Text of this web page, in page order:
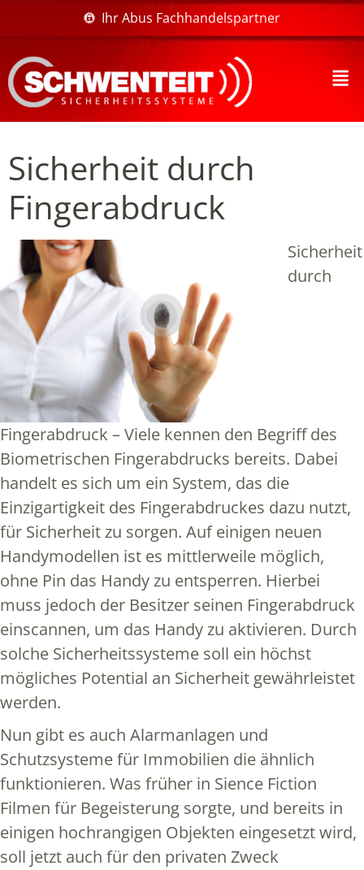
Ihr Abus Fachhandelspartner
Sicherheit durch
Fingerabdruck
Sicherheit
durch
Fingerabdruck – Viele kennen den Begriff des
Biometrischen Fingerabdrucks bereits. Dabei
handelt es sich um ein System, das die
Einzigartigkeit des Fingerabdruckes dazu nutzt,
für Sicherheit zu sorgen. Auf einigen neuen
Handymodellen ist es mittlerweile möglich,
ohne Pin das Handy zu entsperren. Hierbei
muss jedoch der Besitzer seinen Fingerabdruck
einscannen, um das Handy zu aktivieren. Durch
solche Sicherheitssysteme soll ein höchst
mögliches Potential an Sicherheit gewährleistet
werden.
Nun gibt es auch Alarmanlagen und
Schutzsysteme für Immobilien die ähnlich
funktionieren. Was früher in Sience Fiction
Filmen für Begeisterung sorgte, und bereits in
einigen hochrangigen Objekten eingesetzt wird,
soll jetzt auch für den privaten Zweck